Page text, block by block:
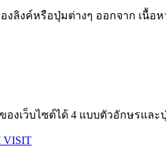
งลิงค์หรือปุ่มต่างๆ ออกจาก เนื้อ
องเว็บไซต์ได้ 4 แบบตัวอักษรแล
VISIT